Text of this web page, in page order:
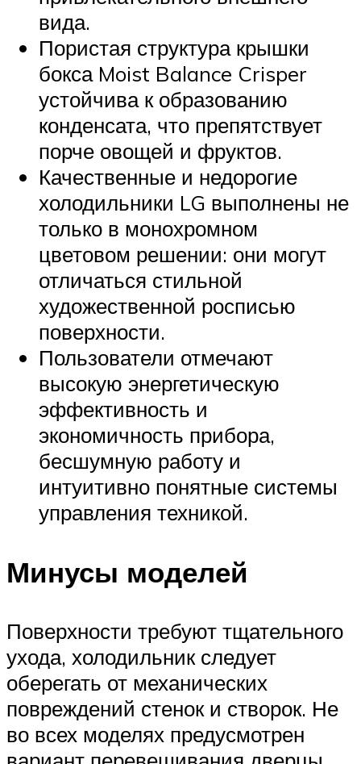
вида.
Пористая структура крышки
бокса Moist Balance Crisper
устойчива к образованию
конденсата, что препятствует
порче овощей и фруктов.
Качественные и недорогие
холодильники LG выполнены не
только в монохромном
цветовом решении: они могут
отличаться стильной
художественной росписью
поверхности.
Пользователи отмечают
высокую энергетическую
эффективность и
экономичность прибора,
бесшумную работу и
интуитивно понятные системы
управления техникой.
Минусы моделей
Поверхности требуют тщательного
ухода, холодильник следует
оберегать от механических
повреждений стенок и створок. Не
во всех моделях предусмотрен